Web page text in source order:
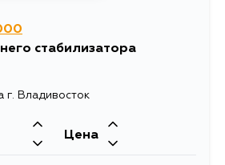
стабилизатора
г. Владивосток
Цена